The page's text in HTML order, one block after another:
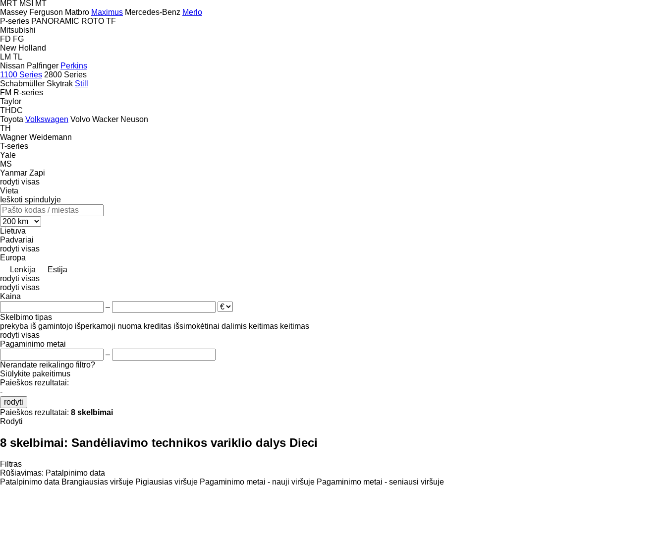
MRT MSI
MT
Massey Ferguson Matbro Maximus Mercedes-Benz Merlo
P-series PANORAMIC ROTO TF
Mitsubishi
FD FG
New Holland
LM TL
Nissan Palfinger Perkins
1100 Series 2800 Series
Schabmüller Skytrak Still
FM R-series
Taylor
THDC
Toyota Volkswagen Volvo Wacker Neuson
TH
Wagner Weidemann
T-series
Yale
MS
Yanmar Zapi
rodyti visas
Vieta
Ieškoti spindulyje
Lietuva
Padvariai
rodyti visas
Europa
Lenkija
Estija
rodyti visas
rodyti visas
Kaina
–
Skelbimo tipas
prekyba iš gamintojo išperkamoji nuoma kreditas išsimokėtinai dalimis keitimas keitimas
rodyti visas
Pagaminimo metai
–
Nerandate reikalingo filtro?
Siūlykite pakeitimus
Paieškos rezultatai:
-
rodyti
Paieškos rezultatai: 8 skelbimai
Rodyti
8 skelbimai: Sandėliavimo technikos variklio dalys Dieci
Filtras
Rūšiavimas: Patalpinimo data
Patalpinimo data Brangiausias viršuje Pigiausias viršuje Pagaminimo metai - nauji viršuje Pagaminimo metai - seniausi viršuje